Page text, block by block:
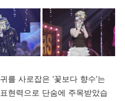
귀를 사로잡은 ‘꽃보다 향수’는
표현력으로 단숨에 주목받았습